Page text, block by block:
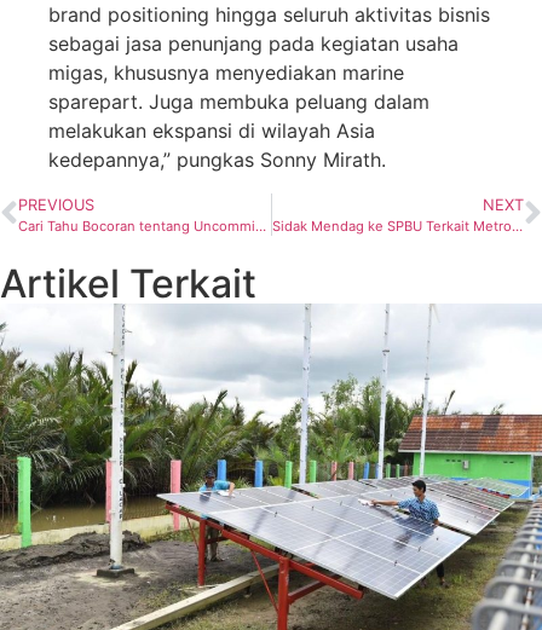
brand positioning hingga seluruh aktivitas bisnis
sebagai jasa penunjang pada kegiatan usaha
migas, khususnya menyediakan marine
sparepart. Juga membuka peluang dalam
melakukan ekspansi di wilayah Asia
kedepannya,” pungkas Sonny Mirath.
PREVIOUS
Cari Tahu Bocoran tentang Uncommitted Cargo LNG Kuartal I Tahun 2024
NEXT
Sidak Mendag ke SPBU Terkait Metrologi Legal diapresiasi Pengamat Energi
Artikel Terkait